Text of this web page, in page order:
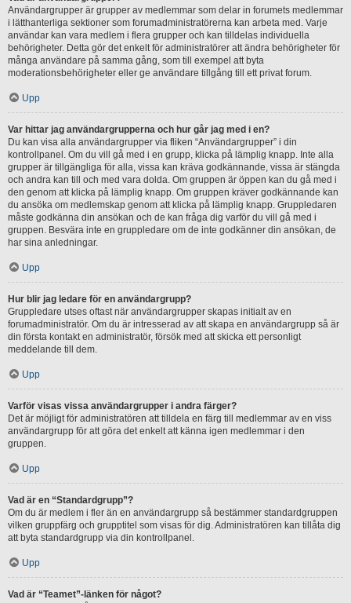
Användargrupper är grupper av medlemmar som delar in forumets medlemmar
i lätthanterliga sektioner som forumadministratörerna kan arbeta med. Varje
användar kan vara medlem i flera grupper och kan tilldelas individuella
behörigheter. Detta gör det enkelt för administratörer att ändra behörigheter för
många användare på samma gång, som till exempel att byta
moderationsbehörigheter eller ge användare tillgång till ett privat forum.
Upp
Var hittar jag användargrupperna och hur går jag med i en?
Du kan visa alla användargrupper via fliken “Användargrupper” i din
kontrollpanel. Om du vill gå med i en grupp, klicka på lämplig knapp. Inte alla
grupper är tillgängliga för alla, vissa kan kräva godkännande, vissa är stängda
och andra kan till och med vara dolda. Om gruppen är öppen kan du gå med i
den genom att klicka på lämplig knapp. Om gruppen kräver godkännande kan
du ansöka om medlemskap genom att klicka på lämplig knapp. Gruppledaren
måste godkänna din ansökan och de kan fråga dig varför du vill gå med i
gruppen. Besvära inte en gruppledare om de inte godkänner din ansökan, de
har sina anledningar.
Upp
Hur blir jag ledare för en användargrupp?
Gruppledare utses oftast när användargrupper skapas initialt av en
forumadministratör. Om du är intresserad av att skapa en användargrupp så är
din första kontakt en administratör, försök med att skicka ett personligt
meddelande till dem.
Upp
Varför visas vissa användargrupper i andra färger?
Det är möjligt för administratören att tilldela en färg till medlemmar av en viss
användargrupp för att göra det enkelt att känna igen medlemmar i den
gruppen.
Upp
Vad är en “Standardgrupp”?
Om du är medlem i fler än en användargrupp så bestämmer standardgruppen
vilken gruppfärg och grupptitel som visas för dig. Administratören kan tillåta dig
att byta standardgrupp via din kontrollpanel.
Upp
Vad är “Teamet”-länken för något?